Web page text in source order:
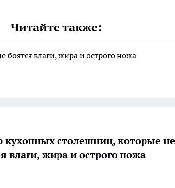
Читайте также:
влаги, жира и острого ножа
кухонных столешниц, которые не
влаги, жира и острого ножа